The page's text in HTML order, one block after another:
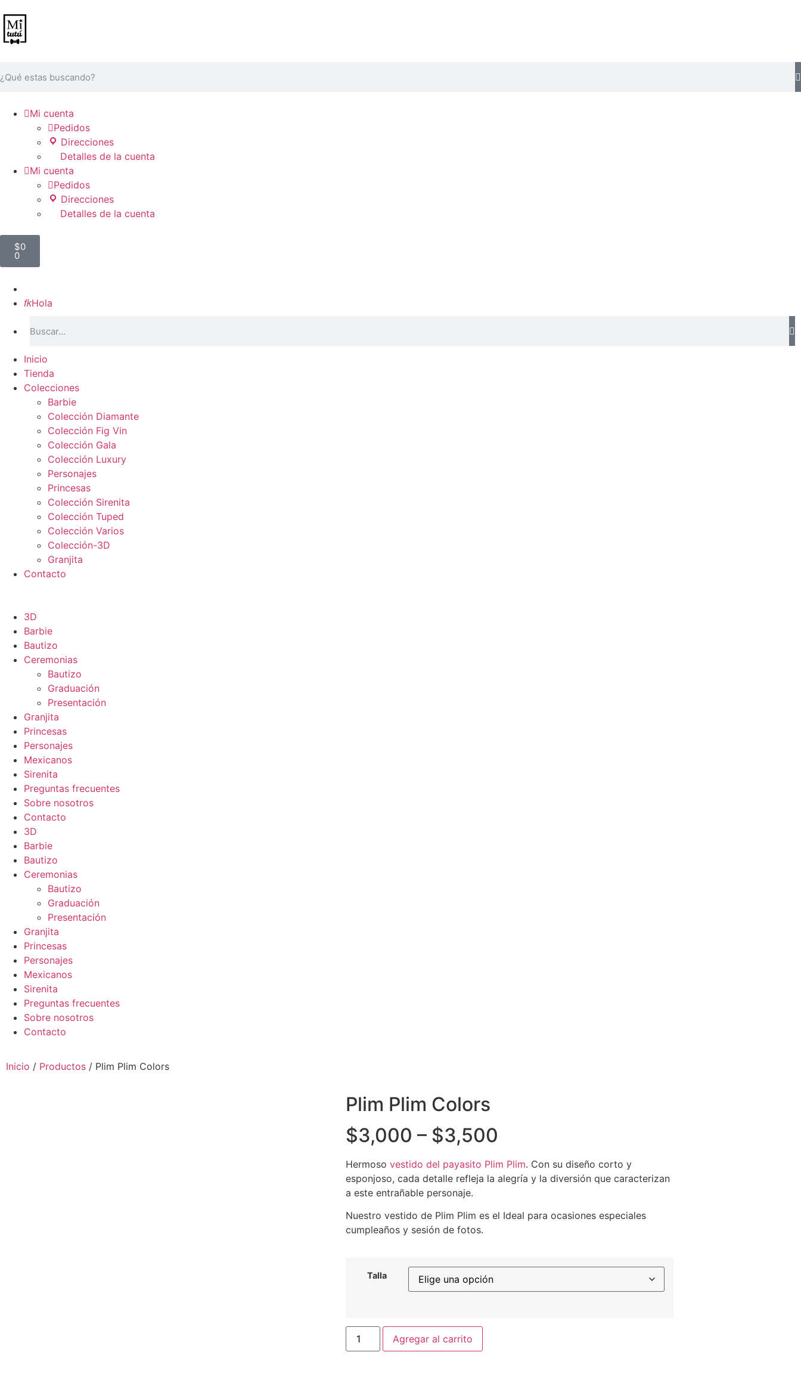
Mi cuenta
Pedidos
Direcciones
Detalles de la cuenta
Mi cuenta
Pedidos
Direcciones
Detalles de la cuenta
$0
0
Hola
Inicio
Tienda
Colecciones
Barbie
Colección Diamante
Colección Fig Vin
Colección Gala
Colección Luxury
Personajes
Princesas
Colección Sirenita
Colección Tuped
Colección Varios
Colección-3D
Granjita
Contacto
3D
Barbie
Bautizo
Ceremonias
Bautizo
Graduación
Presentación
Granjita
Princesas
Personajes
Mexicanos
Sirenita
Preguntas frecuentes
Sobre nosotros
Contacto
3D
Barbie
Bautizo
Ceremonias
Bautizo
Graduación
Presentación
Granjita
Princesas
Personajes
Mexicanos
Sirenita
Preguntas frecuentes
Sobre nosotros
Contacto
Inicio / Productos / Plim Plim Colors
Plim Plim Colors
$3,000 – $3,500
Hermoso vestido del payasito Plim Plim. Con su diseño corto y
esponjoso, cada detalle refleja la alegría y la diversión que caracterizan
a este entrañable personaje.
Nuestro vestido de Plim Plim es el Ideal para ocasiones especiales
cumpleaños y sesión de fotos.
Talla
Agregar al carrito